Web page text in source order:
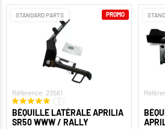
STANDARD PARTS
Référence: 23561
1
BÉQUILLE LATÉRALE APRILIA
SR50 WWW / RALLY
PROMO